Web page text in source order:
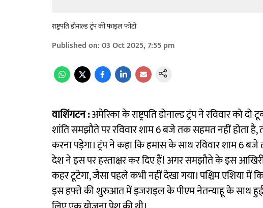
राष्ट्रपति डोनाल्ड ट्रंप की फाइल फोटो
Published on:03 Oct 2025, 7:55 pm
वाशिंगटन :अमेरिका के राष्ट्रपति डोनाल्ड ट्रंप ने रविवार को
शांति समझौते पर रविवार शाम 6 बजे तक सहमत नहीं होता
करना पड़ेगा। ट्रंप ने कहा कि हमास के साथ रविवार शाम 6
देश ने इस पर हस्ताक्षर कर दिए हैं! अगर समझौते के इस
कहर टूटेगा, जैसा पहले कभी नहीं देखा गया। पश्चिम एशिया में
इस हफ्ते की शुरुआत में इजराइल के पीएम नेतन्याहू के साथ हुई